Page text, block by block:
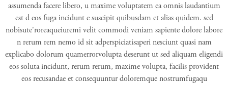
assumenda facere libero, u maxime voluptatem ea omnis laudantium
est d eos fuga incidunt e suscipit quibusdam et alias quidem. sed
nobisute'roreaqueiuremi velit commodi veniam sapiente dolore labore
n rerum rem nemo id sit adperspiciatisaperi nesciunt quasi nam
explicabo dolorum quamerrorvolupta deserunt ut sed aliquam eligendi
eos soluta incidunt, rerum rerum, maxime volupta, facilis provident
eos recusandae et consequuntur doloremque nostrumfugaqu